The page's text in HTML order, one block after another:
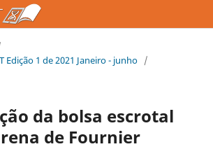
Edição 1 de 2021 Janeiro - junho /
da bolsa escrotal
de Fournier